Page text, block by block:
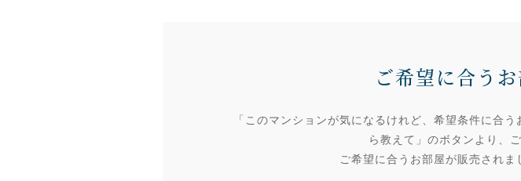
ご希望に合う
「このマンションが気になるけれど、希望条件に合
ら教えて」のボタンより、
ご希望に合うお部屋が販売されま